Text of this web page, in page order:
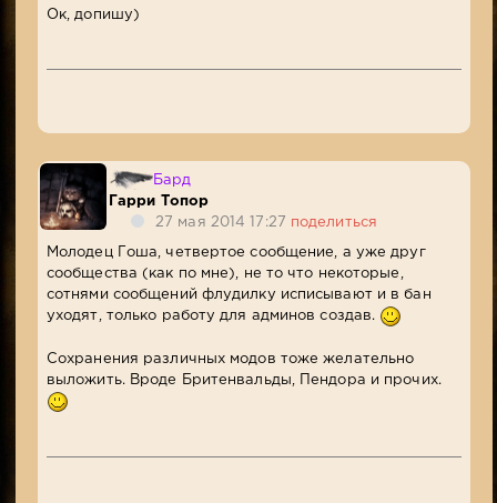
Ок, допишу)
Бард
Гарри Топор
27 мая 2014 17:27 поделиться
Молодец Гоша, четвертое сообщение, а уже друг
сообщества (как по мне), не то что некоторые,
сотнями сообщений флудилку исписывают и в бан
уходят, только работу для админов создав.
Сохранения различных модов тоже желательно
выложить. Вроде Бритенвальды, Пендора и прочих.